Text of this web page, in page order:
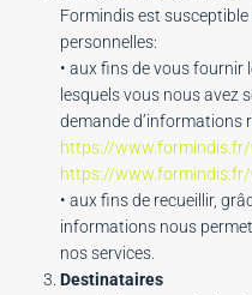
Formindis est
personnelles:
• aux fins de vous
lesquels vous nous avez
demande d’informations
https://
https://
• aux fins de recueillir,
informations nous
nos services.
Destinataires